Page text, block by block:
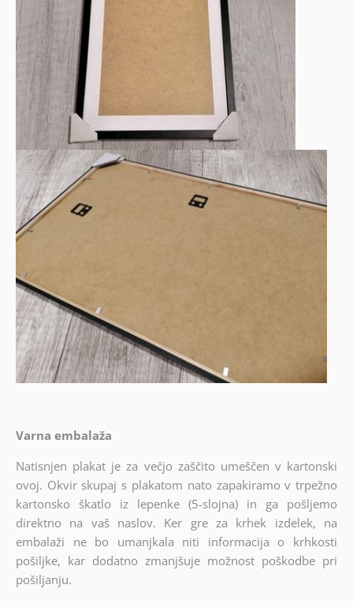
Varna embalaža
Natisnjen plakat je za večjo zaščito umeščen v kartonski
ovoj. Okvir skupaj s plakatom nato zapakiramo v trpežno
kartonsko škatlo iz lepenke (5-slojna) in ga pošljemo
direktno na vaš naslov. Ker gre za krhek izdelek, na
embalaži ne bo umanjkala niti informacija o krhkosti
pošiljke, kar dodatno zmanjšuje možnost poškodbe pri
pošiljanju.